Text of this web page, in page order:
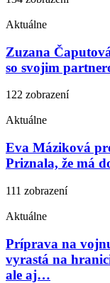
Aktuálne
Zuzana
so svojim
122 zobrazení
Aktuálne
Eva Máziková
Priznala, že má
111 zobrazení
Aktuálne
Príprava na
vyrastá na
ale aj…